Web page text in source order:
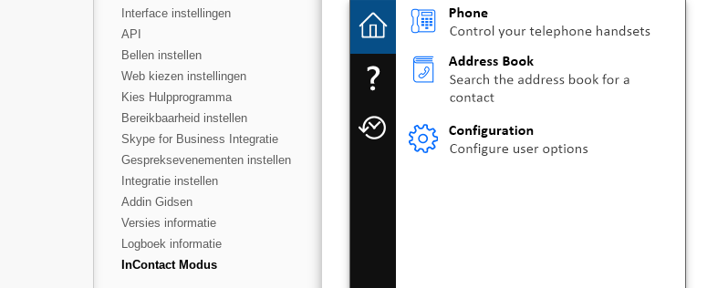
Interface instellingen
API
Bellen instellen
Web kiezen instellingen
Kies Hulpprogramma
Bereikbaarheid instellen
Skype for Business Integratie
Gespreksevenementen instellen
Integratie instellen
Addin Gidsen
Versies informatie
Logboek informatie
InContact Modus